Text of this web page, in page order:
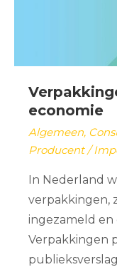
economie
Algemeen,
Producent /
In Nederland
verpakkingen,
ingezameld en
Verpakkingen